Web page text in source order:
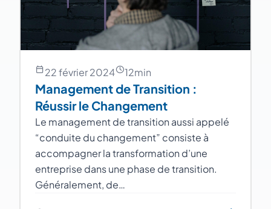
22 février 2024 12min
Management de Transition :
Réussir le Changement
Le management de transition aussi appelé
“conduite du changement” consiste à
accompagner la transformation d’une
entreprise dans une phase de transition.
Généralement, de…